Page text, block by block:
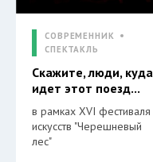
СОВРЕМЕННИК
СПЕКТАКЛЬ
Скажите, люди, куда
идет этот поезд...
в рамках XVI фестиваля
искусств "Черешневый
лес"